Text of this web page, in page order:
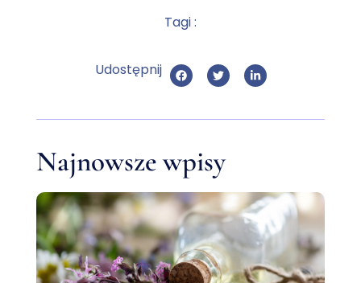
Tagi :
Udostępnij
Najnowsze wpisy